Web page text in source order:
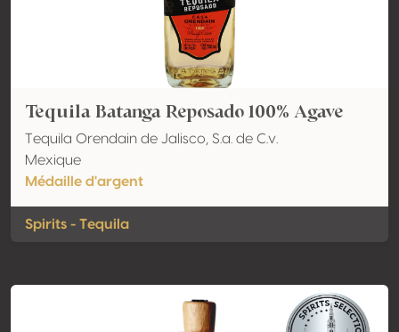
Tequila Batanga Reposado 100% Agave
Tequila Orendain de Jalisco, S.a. de C.v.
Mexique
Médaille d'argent
Spirits - Tequila